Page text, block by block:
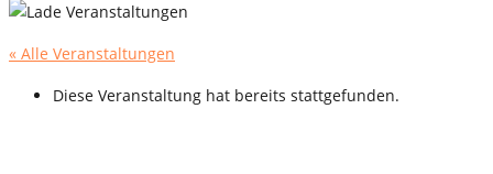
« Alle Veranstaltungen
Diese Veranstaltung hat bereits stattgefunden.